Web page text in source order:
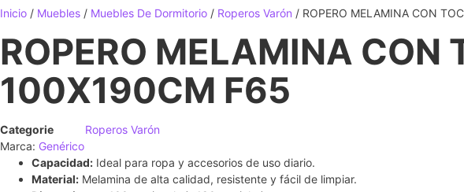
Inicio / Muebles / Muebles De Dormitorio / Roperos Varón / ROPERO MELAMINA CON
ROPERO MELAMINA CON
100X190CM F65
Categorie
Roperos Varón
Marca: Genérico
Capacidad: Ideal para ropa y accesorios de uso diario.
Material: Melamina de alta calidad, resistente y fácil de limpiar.